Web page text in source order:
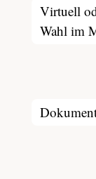
Virtuell
Wahl im